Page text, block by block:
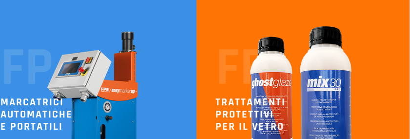
FP
MARCATRICI
AUTOMATICHE
E PORTATILI
FP
TRATTAMENTI
PROTETTIVI
PER IL VETRO